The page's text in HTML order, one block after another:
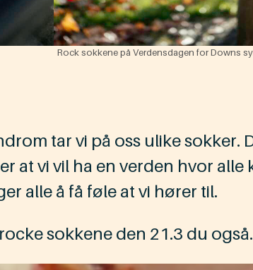
Rock sokkene på Verdensdagen for Downs
tar vi på oss ulike sokker.
at vi vil ha en verden hvor
alle å få føle at vi hører til.
sokkene den 21.3 du også.